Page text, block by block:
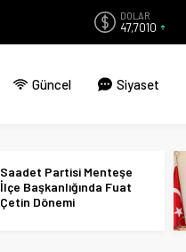
DOLAR
47,7010
Güncel Siyaset
Saadet Partisi Menteşe
İlçe Başkanlığında Fuat
Çetin Dönemi